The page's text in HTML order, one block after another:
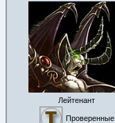
Лейтенант
Проверенные